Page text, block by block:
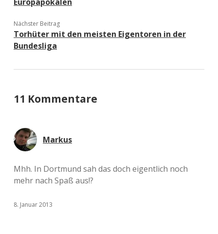
Nächster Beitrag
Torhüter mit den meisten Eigentoren in der
Bundesliga
11 Kommentare
Markus
Mhh. In Dortmund sah das doch eigentlich noch
mehr nach Spaß aus!?
8. Januar 2013